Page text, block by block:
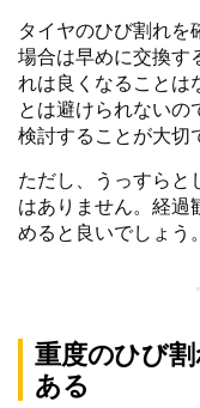
タイヤのひび割れを
場合は早めに交換す
れは良くなることは
とは避けられないの
検討することが大切
ただし、うっすらと
はありません。経過
めると良いでしょう。
重度のひび
ある